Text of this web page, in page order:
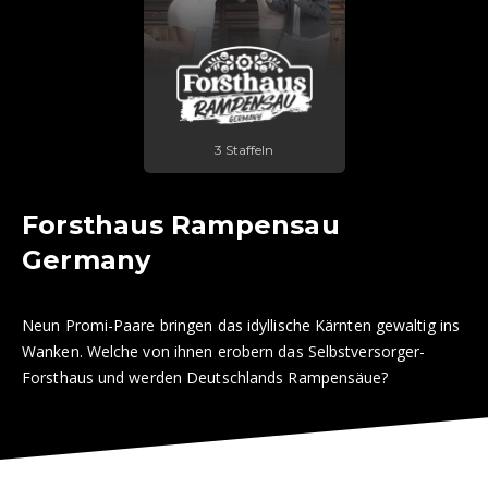
3 Staffeln
Forsthaus Rampensau
Germany
Neun Promi-Paare bringen das idyllische Kärnten gewaltig ins
Wanken. Welche von ihnen erobern das Selbstversorger-
Forsthaus und werden Deutschlands Rampensäue?